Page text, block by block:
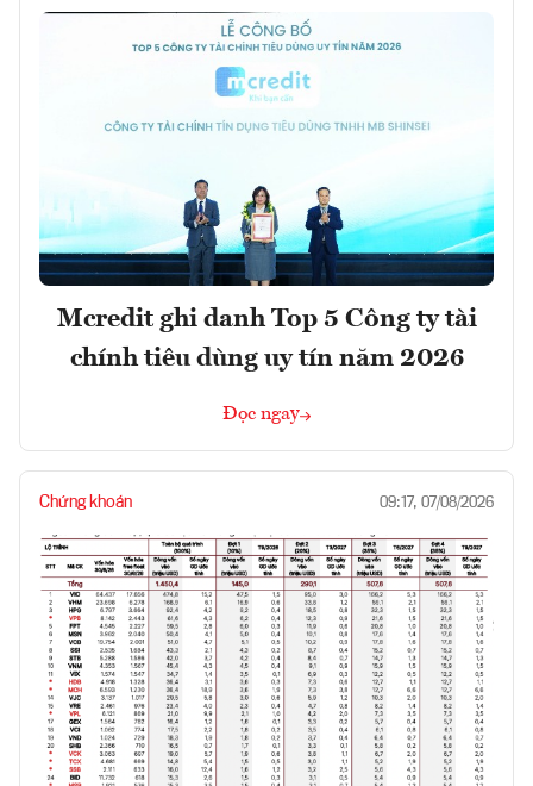
Mcredit ghi danh Top 5 Công ty tài
chính tiêu dùng uy tín năm 2026
Đọc ngay
Chứng khoán 09:17, 07/08/2026